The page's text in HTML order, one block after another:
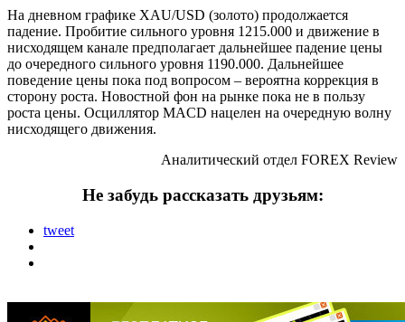
На дневном графике XAU/USD (золото) продолжается
падение. Пробитие сильного уровня 1215.000 и движение в
нисходящем канале предполагает дальнейшее падение цены
до очередного сильного уровня 1190.000. Дальнейшее
поведение цены пока под вопросом – вероятна коррекция в
сторону роста. Новостной фон на рынке пока не в пользу
роста цены. Осциллятор MACD нацелен на очередную волну
нисходящего движения.
Аналитический отдел FOREX Review
Не забудь рассказать друзьям:
tweet